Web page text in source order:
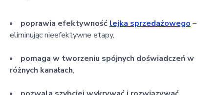
poprawia efektywność lejka sprzedażowego –
eliminując nieefektywne etapy,
pomaga w tworzeniu spójnych doświadczeń w
różnych kanałach,